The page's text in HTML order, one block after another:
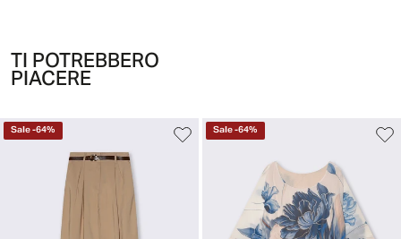
TI POTREBBERO
PIACERE
Sale-64% Sale-64%